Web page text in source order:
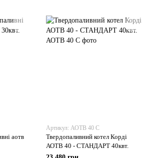
аотв
Артикул: АОТВ 40 С
Твердопаливний котел Корді
АОТВ 40 - СТАНДАРТ 40квт.